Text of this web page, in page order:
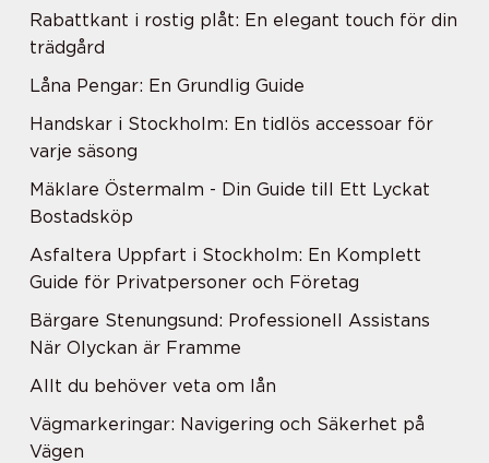
Rabattkant i rostig plåt: En elegant touch för din
trädgård
Låna Pengar: En Grundlig Guide
Handskar i Stockholm: En tidlös accessoar för
varje säsong
Mäklare Östermalm - Din Guide till Ett Lyckat
Bostadsköp
Asfaltera Uppfart i Stockholm: En Komplett
Guide för Privatpersoner och Företag
Bärgare Stenungsund: Professionell Assistans
När Olyckan är Framme
Allt du behöver veta om lån
Vägmarkeringar: Navigering och Säkerhet på
Vägen